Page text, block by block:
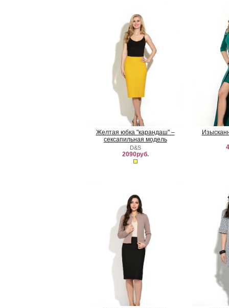
Желтая юбка "карандаш" –
сексапильная модель
D&S
2090руб.